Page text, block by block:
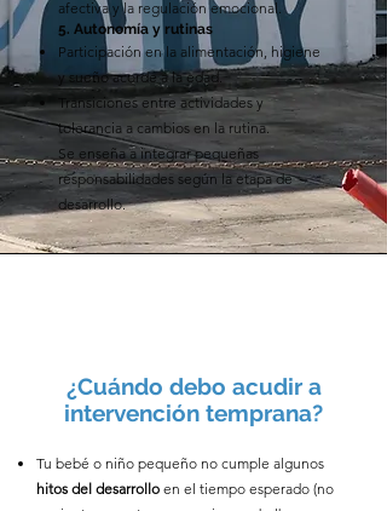
afectiva y la regulación emocional.
5. Autonomía y rutinas
Participación en la alimentación, higiene
y sueño acorde a la edad.
Transiciones entre actividades y
tolerancia a cambios en la rutina.
Se enseña a integrar pequeñas
responsabilidades según la etapa de
desarrollo.
¿Cuándo debo acudir a
intervención temprana?
Tu bebé o niño pequeño no cumple algunos
hitos del desarrollo en el tiempo esperado (no